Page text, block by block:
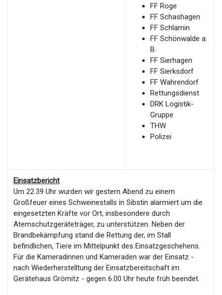
FF Roge
FF Schashagen
FF Schlamin
FF Schönwalde a.
B.
FF Sierhagen
FF Sierksdorf
FF Wahrendorf
Rettungsdienst
DRK Logistik-
Gruppe
THW
Polizei
Einsatzbericht
Um 22.39 Uhr wurden wir gestern Abend zu einem
Großfeuer eines Schweinestalls in Sibstin alarmiert um die
eingesetzten Kräfte vor Ort, insbesondere durch
Atemschutzgeräteträger, zu unterstützen. Neben der
Brandbekämpfung stand die Rettung der, im Stall
befindlichen, Tiere im Mittelpunkt des Einsatzgeschehens.
Für die Kameradinnen und Kameraden war der Einsatz -
nach Wiederherstelltung der Einsatzbereitschaft im
Gerätehaus Grömitz - gegen 6.00 Uhr heute früh beendet.